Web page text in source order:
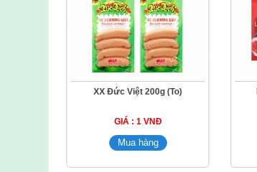
XX Đức Việt 200g (To)
GIÁ : 1 VNĐ